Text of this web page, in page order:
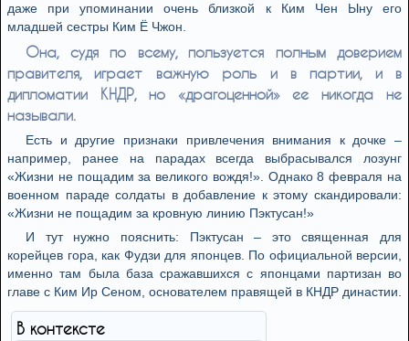
даже при упоминании очень близкой к Ким Чен Ыну его
младшей сестры Ким Ё Чжон.
Она, судя по всему, пользуется полным доверием
правителя, играет важную роль и в партии, и в
дипломатии КНДР, но «драгоценной» ее никогда не
называли.
Есть и другие признаки привлечения внимания к дочке –
например, ранее на парадах всегда выбрасывался лозунг
«Жизни не пощадим за великого вождя!». Однако 8 февраля на
военном параде солдаты в добавление к этому скандировали:
«Жизни не пощадим за кровную линию Пэктусан!»
И тут нужно пояснить: Пэктусан – это священная для
корейцев гора, как Фудзи для японцев. По официальной версии,
именно там была база сражавшихся с японцами партизан во
главе с Ким Ир Сеном, основателем правящей в КНДР династии.
В контексте